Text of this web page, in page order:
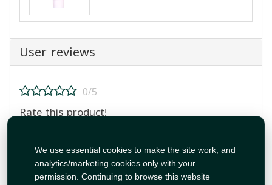
We use essential cookies to make the site work, and
analytics/marketing cookies only with your
permission. Continuing to browse this website
User reviews
0/5
Rate this product!